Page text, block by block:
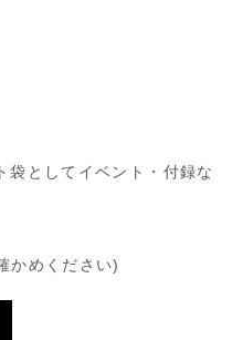
袋としてイベント・付録な
かめください)